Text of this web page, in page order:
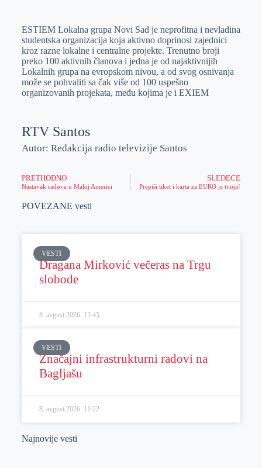
ESTIEM Lokalna grupa Novi Sad je neprofitna i nevladina
studentska organizacija koja aktivno doprinosi zajednici
kroz razne lokalne i centralne projekte. Trenutno broji
preko 100 aktivnih članova i jedna je od najaktivnijih
Lokalnih grupa na evropskom nivou, a od svog osnivanja
može se pohvaliti sa čak više od 100 uspešno
organizovanih projekata, među kojima je i EXIEM
RTV Santos
Autor: Redakcija radio televizije Santos
PRETHODNO
Nastavak radova u Maloj Americi
SLEDEĆE
Prepiši tiket i karta za EURO je tvoja!
POVEZANE vesti
VESTI
Dragana Mirković večeras na Trgu
slobode
8. avgust 2026. 15:45
VESTI
Značajni infrastrukturni radovi na
Bagljašu
8. avgust 2026. 11:22
Najnovije vesti